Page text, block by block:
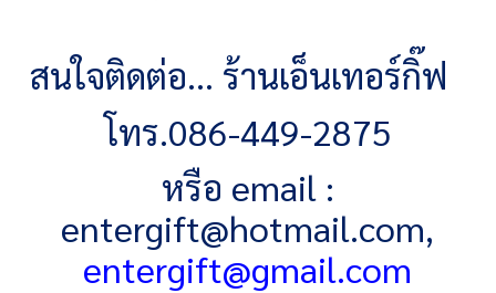
สนใจติดต่อ... ร้านเอ็นเทอร์กิ๊ฟ
โทร.086-449-2875
หรือ email :
entergift@hotmail.com,
entergift@gmail.com